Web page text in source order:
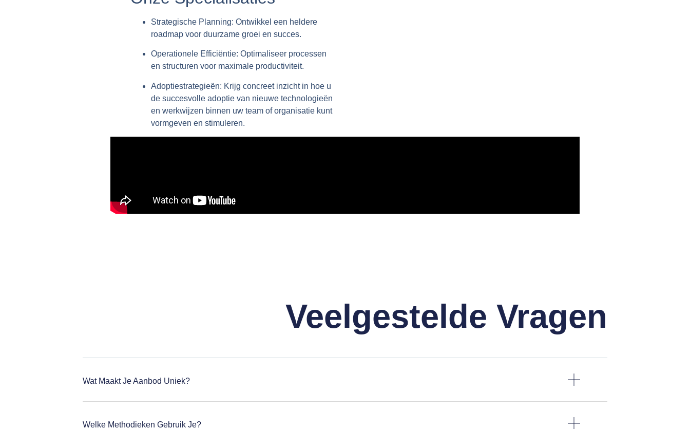
Strategische Planning: Ontwikkel een heldere
roadmap voor duurzame groei en succes.
Operationele Efficiëntie: Optimaliseer processen
en structuren voor maximale productiviteit.
Adoptiestrategieën: Krijg concreet inzicht in hoe u
de succesvolle adoptie van nieuwe technologieën
en werkwijzen binnen uw team of organisatie kunt
vormgeven en stimuleren.
Veelgestelde Vragen
Wat Maakt Je Aanbod Uniek?
Welke Methodieken Gebruik Je?